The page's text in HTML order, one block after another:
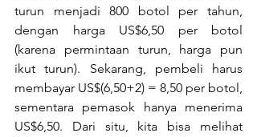
turun menjadi 800 botol per tahun,
dengan harga US$6,50 per botol
(karena permintaan turun, harga pun
ikut turun). Sekarang, pembeli harus
membayar US$(6,50+2) = 8,50 per botol,
sementara pemasok hanya menerima
US$6,50. Dari situ, kita bisa melihat